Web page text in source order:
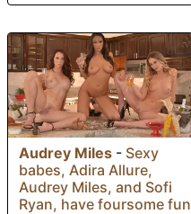
Audrey Miles - Sexy
babes, Adira Allure,
Audrey Miles, and Sofi
Ryan, have foursome fun